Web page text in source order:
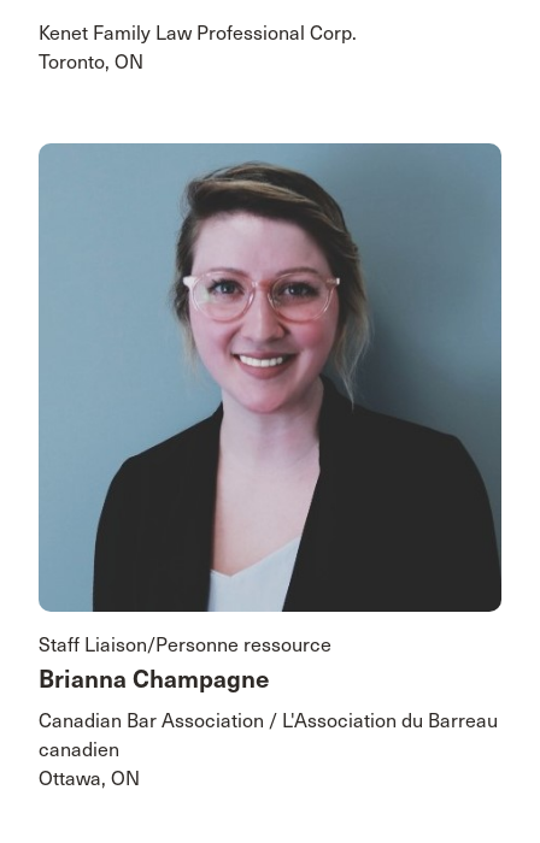
Kenet Family Law Professional Corp.
Toronto, ON
Staff Liaison/Personne ressource
Brianna Champagne
Canadian Bar Association / L'Association du Barreau
canadien
Ottawa, ON